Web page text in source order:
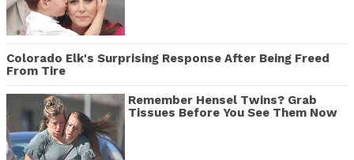
Colorado Elk's Surprising Response After Being Freed
From Tire
Remember Hensel Twins? Grab
Tissues Before You See Them Now